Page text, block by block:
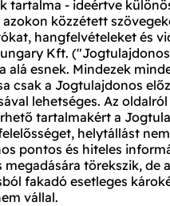
tartalma - ideértve
azokon közzétett
hangfelvételeket és
Kft.
alá esnek. Mindezek
csak a Jogtulajdonos
lehetséges. Az
tartalmakért a
helytállást
pontos és hiteles
törekszik, de
fakadó esetleges
vállal.